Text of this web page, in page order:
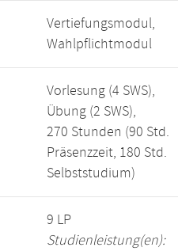
Vertiefungsmodul,
Wahlpflichtmodul
Vorlesung (4 SWS),
Übung (2 SWS),
270 Stunden (90 Std.
Präsenzzeit, 180 Std.
Selbststudium)
9 LP
Studienleistung(en):